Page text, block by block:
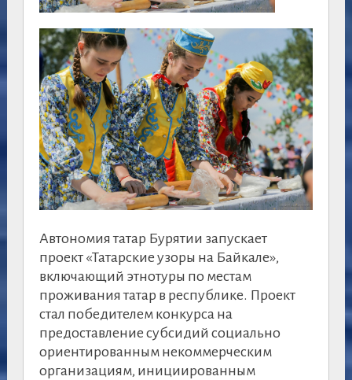
Автономия татар Бурятии запускает
проект «Татарские узоры на Байкале»,
включающий этнотуры по местам
проживания татар в республике. Проект
стал победителем конкурса на
предоставление субсидий социально
ориентированным некоммерческим
организациям, инициированным